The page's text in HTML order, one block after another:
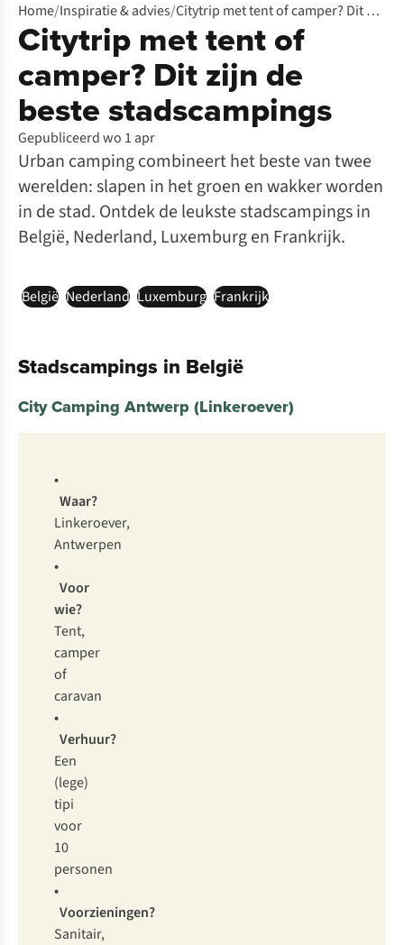
Home/Inspiratie & advies/ Citytrip met tent of camper? Dit zijn de beste stadscampings
Citytrip met tent of
camper? Dit zijn de
beste stadscampings
Gepubliceerd wo 1 apr
Urban camping combineert het beste van twee
werelden: slapen in het groen en wakker worden
in de stad. Ontdek de leukste stadscampings in
België, Nederland, Luxemburg en Frankrijk.
België Nederland Luxemburg Frankrijk
Stadscampings in België
City Camping Antwerp (Linkeroever)
•
Waar?
Linkeroever,
Antwerpen
•
Voor
wie?
Tent,
camper
of
caravan
•
Verhuur?
Een
(lege)
tipi
voor
10
personen
•
Voorzieningen?
Sanitair,